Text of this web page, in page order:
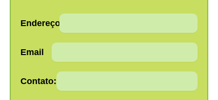
Endereço:
Email
Contato: